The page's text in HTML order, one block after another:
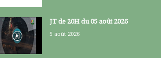
JT de 20H du 05 août 2026
5 août 2026